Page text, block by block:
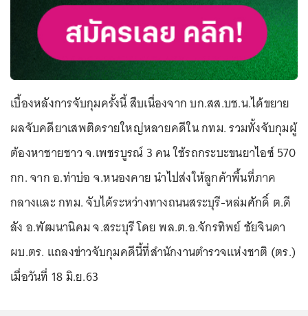
เบื้องหลังการจับกุมครั้งนี้ สืบเนื่องจาก บก.สส.บช.น.ได้ขยาย
ผลจับคดียาเสพติดรายใหญ่หลายคดีใน กทม. รวมทั้งจับกุมผู้
ต้องหาชายชาว จ.เพชรบูรณ์ 3 คน ใช้รถกระบะขนยาไอซ์ 570
กก. จาก อ.ท่าบ่อ จ.หนองคาย นำไปส่งให้ลูกค้าพื้นที่ภาค
กลางและ กทม. จับได้ระหว่างทางถนนสระบุรี-หล่มศักดิ์ ต.ดี
ลัง อ.พัฒนานิคม จ.สระบุรี โดย พล.ต.อ.จักรทิพย์ ชัยจินดา
ผบ.ตร. แถลงข่าวจับกุมคดีนี้ที่สำนักงานตำรวจแห่งชาติ (ตร.)
เมื่อวันที่ 18 มิ.ย.63